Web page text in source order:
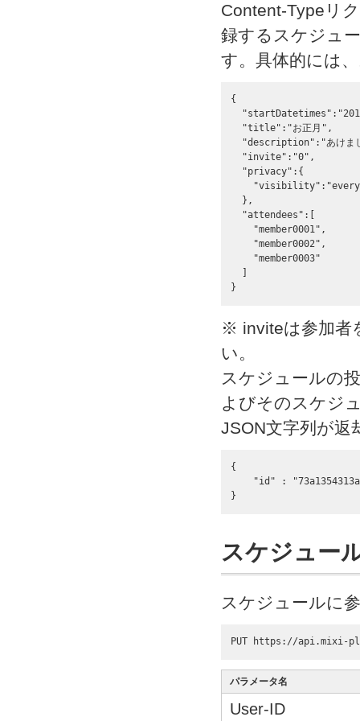
Content-Typeリ
録するスケジュ
す。具体的には
{
  "title":"お正月",
"description":"あけま
  "invite":"0",
  "privacy":{
  },
  "attendees":[
    "member0001",
    "member0002",
    "member0003"
  ]
}
※ inviteは参加者
い。
スケジュールの
よびそのスケジ
JSON文字列が返
{
"id" :
}
スケジュー
スケジュールに
PUT https://api.mixi-
パラメータ名
User-ID